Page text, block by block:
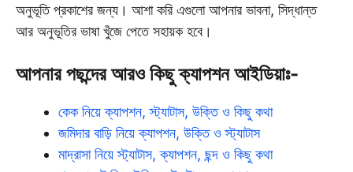
অনুভূতি প্রকাশের জন্য। আশা করি এগুলো আপনার ভাবনা, সিদ্ধান্ত
আর অনুভূতির ভাষা খুঁজে পেতে সহায়ক হবে।
আপনার পছন্দের আরও কিছু ক্যাপশন আইডিয়াঃ-
কেক নিয়ে ক্যাপশন, স্ট্যাটাস, উক্তি ও কিছু কথা
জমিদার বাড়ি নিয়ে ক্যাপশন, উক্তি ও স্ট্যাটাস
মাদ্রাসা নিয়ে স্ট্যাটাস, ক্যাপশন, ছন্দ ও কিছু কথা